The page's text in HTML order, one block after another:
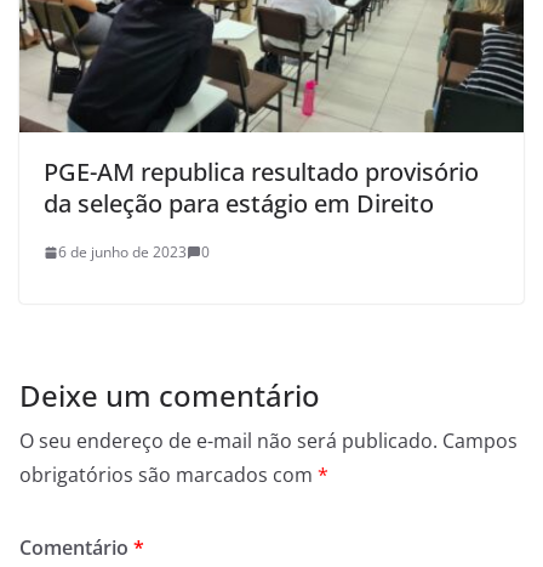
PGE-AM republica resultado provisório
da seleção para estágio em Direito
6 de junho de 2023 0
Deixe um comentário
O seu endereço de e-mail não será publicado. Campos
obrigatórios são marcados com *
Comentário *